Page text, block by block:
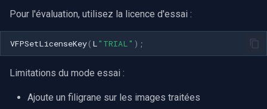
Pour l'évaluation, utilisez la licence d'essai :
VFPSetLicenseKey( L "TRIAL" );
Limitations du mode essai :
Ajoute un filigrane sur les images traitées